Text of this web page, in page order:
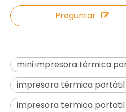
Preguntar
mini impresora térmica
impresora térmica
impresora termica